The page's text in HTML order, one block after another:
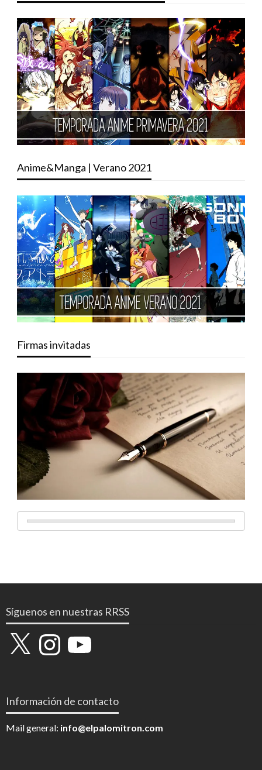
Anime&Manga | Verano 2021
Firmas invitadas
Síguenos en nuestras RRSS
X InstagramYouTube
Información de contacto
Mail general: info@elpalomitron.com